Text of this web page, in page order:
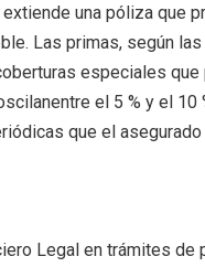
una póliza que
Las primas, según las
especiales que
el 5 % y el 10
que el
Legal en trámites de